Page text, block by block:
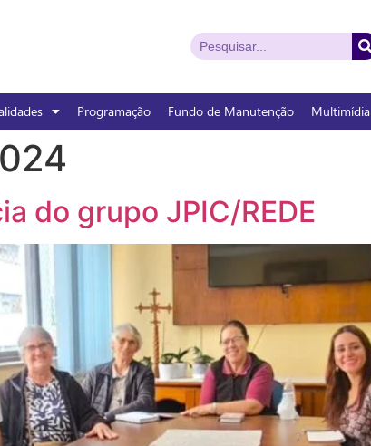
Programação Fundo de Manutenção Multimídia
do grupo JPIC/REDE